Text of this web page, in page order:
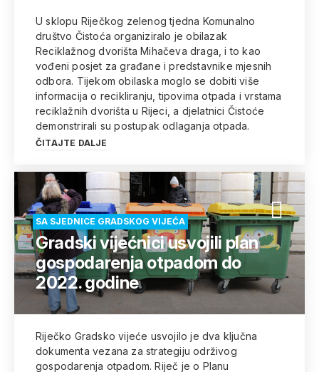
U sklopu Riječkog zelenog tjedna Komunalno
društvo Čistoća organiziralo je obilazak
Reciklažnog dvorišta Mihačeva draga, i to kao
vođeni posjet za građane i predstavnike mjesnih
odbora. Tijekom obilaska moglo se dobiti više
informacija o recikliranju, tipovima otpada i vrstama
reciklažnih dvorišta u Rijeci, a djelatnici Čistoće
demonstrirali su postupak odlaganja otpada.
ČITAJTE DALJE
SA SJEDNICE GRADSKOG VIJEĆA
Gradski vijećnici usvojili plan
gospodarenja otpadom do
2022. godine
Riječko Gradsko vijeće usvojilo je dva ključna
dokumenta vezana za strategiju održivog
gospodarenja otpadom. Riječ je o Planu